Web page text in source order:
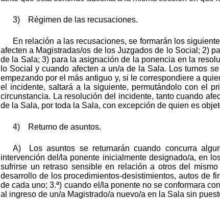
3) Régimen de las recusaciones.
En relación a las recusaciones, se formarán los
afecten a Magistradas/os de los Juzgados de lo Social; 2)
de la Sala; 3) para la asignación de la ponencia en la
lo Social y cuando afecten a un/a de la Sala. Los turnos
empezando por el más antiguo y, si le correspondiere a
el incidente, saltará a la siguiente, permutándolo con el
circunstancia. La resolución del incidente, tanto cuando
de la Sala, por toda la Sala, con excepción de quien es
4) Returno de asuntos.
A) Los asuntos se returnarán cuando concurra
intervención del/la ponente inicialmente designado/a, en
sufrirse un retraso sensible en relación a otros del
desarrollo de los procedimientos-desistimientos, autos de
de cada uno; 3.ª) cuando el/la ponente no se conformara
al ingreso de un/a Magistrado/a nuevo/a en la Sala sin